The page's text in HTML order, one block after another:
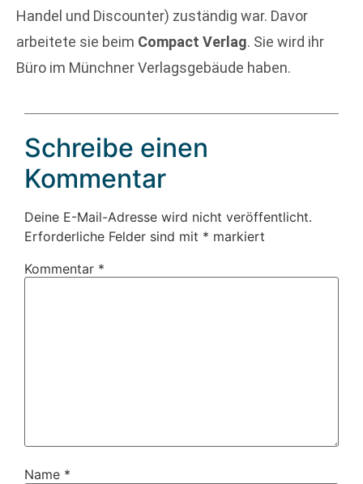
Handel und Discounter) zuständig war. Davor
arbeitete sie beim Compact Verlag. Sie wird ihr
Büro im Münchner Verlagsgebäude haben.
Schreibe einen
Kommentar
Deine E-Mail-Adresse wird nicht veröffentlicht.
Erforderliche Felder sind mit * markiert
Kommentar *
Name *